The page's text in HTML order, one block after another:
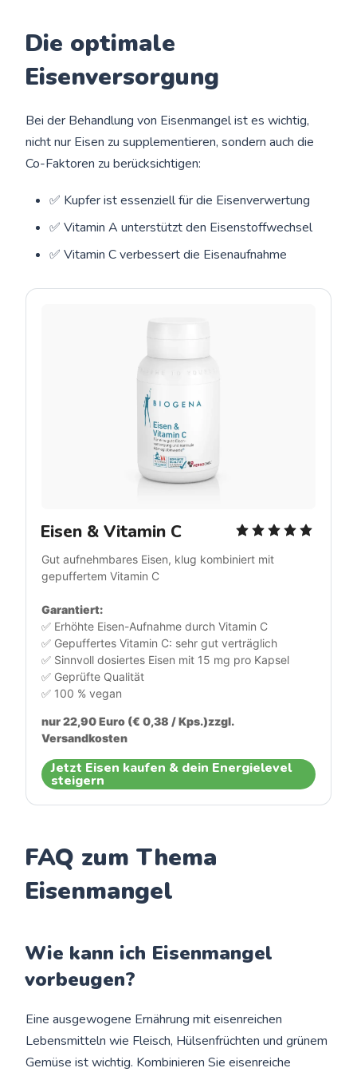
Die optimale
Eisenversorgung
Bei der Behandlung von Eisenmangel ist es wichtig,
nicht nur Eisen zu supplementieren, sondern auch die
Co-Faktoren zu berücksichtigen:
✅ Kupfer ist essenziell für die Eisenverwertung
✅ Vitamin A unterstützt den Eisenstoffwechsel
✅ Vitamin C verbessert die Eisenaufnahme
Eisen & Vitamin C
Gut aufnehmbares Eisen, klug kombiniert mit
gepuffertem Vitamin C
Garantiert:
✅ Erhöhte Eisen-Aufnahme durch Vitamin C
✅ Gepuffertes Vitamin C: sehr gut verträglich
✅ Sinnvoll dosiertes Eisen mit 15 mg pro Kapsel
✅ Geprüfte Qualität
✅ 100 % vegan
nur 22,90 Euro (€ 0,38 / Kps.)zzgl.
Versandkosten
Jetzt Eisen kaufen & dein Energielevel
steigern
FAQ zum Thema
Eisenmangel
Wie kann ich Eisenmangel
vorbeugen?
Eine ausgewogene Ernährung mit eisenreichen
Lebensmitteln wie Fleisch, Hülsenfrüchten und grünem
Gemüse ist wichtig. Kombinieren Sie eisenreiche